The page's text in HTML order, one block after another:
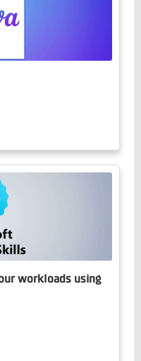
workloads using